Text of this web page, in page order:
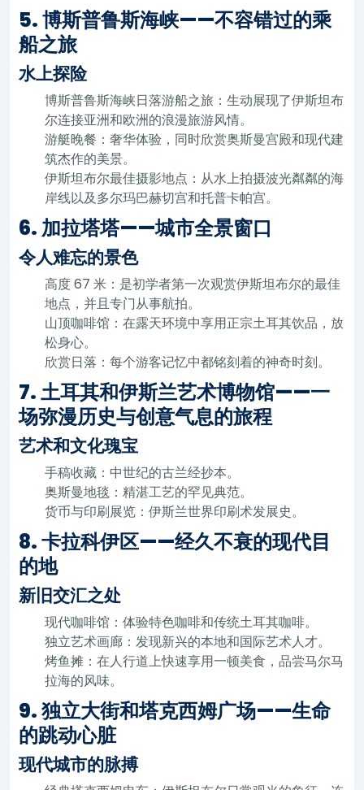
5. 博斯普鲁斯海峡——不容错过的乘
船之旅
水上探险
博斯普鲁斯海峡日落游船之旅：生动展现了伊斯坦布
尔连接亚洲和欧洲的浪漫旅游风情。
游艇晚餐：奢华体验，同时欣赏奥斯曼宫殿和现代建
筑杰作的美景。
伊斯坦布尔最佳摄影地点：从水上拍摄波光粼粼的海
岸线以及多尔玛巴赫切宫和托普卡帕宫。
6. 加拉塔塔——城市全景窗口
令人难忘的景色
高度 67 米：是初学者第一次观赏伊斯坦布尔的最佳
地点，并且专门从事航拍。
山顶咖啡馆：在露天环境中享用正宗土耳其饮品，放
松身心。
欣赏日落：每个游客记忆中都铭刻着的神奇时刻。
7. 土耳其和伊斯兰艺术博物馆——一
场弥漫历史与创意气息的旅程
艺术和文化瑰宝
手稿收藏：中世纪的古兰经抄本。
奥斯曼地毯：精湛工艺的罕见典范。
货币与印刷展览：伊斯兰世界印刷术发展史。
8. 卡拉科伊区——经久不衰的现代目
的地
新旧交汇之处
现代咖啡馆：体验特色咖啡和传统土耳其咖啡。
独立艺术画廊：发现新兴的本地和国际艺术人才。
烤鱼摊：在人行道上快速享用一顿美食，品尝马尔马
拉海的风味。
9. 独立大街和塔克西姆广场——生命
的跳动心脏
现代城市的脉搏